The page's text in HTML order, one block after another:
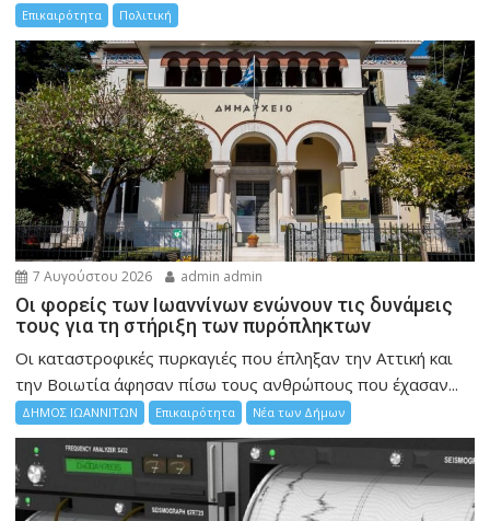
Επικαιρότητα Πολιτική
7 Αυγούστου 2026 admin admin
Οι φορείς των Ιωαννίνων ενώνουν τις δυνάμεις
τους για τη στήριξη των πυρόπληκτων
Οι καταστροφικές πυρκαγιές που έπληξαν την Αττική και
την Bοιωτία άφησαν πίσω τους ανθρώπους που έχασαν...
ΔΗΜΟΣ ΙΩΑΝΝΙΤΩΝ Επικαιρότητα Νέα των Δήμων